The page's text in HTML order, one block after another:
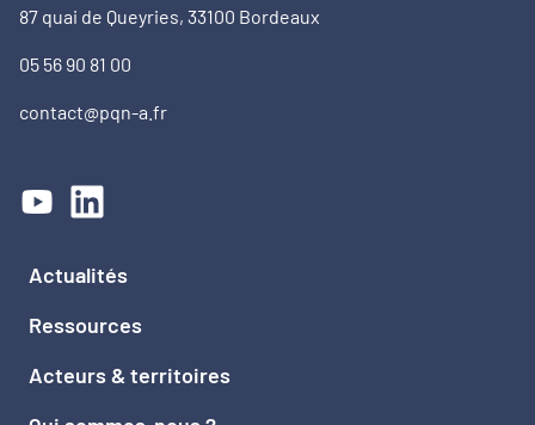
87 quai de Queyries, 33100 Bordeaux
05 56 90 81 00
contact@pqn-a.fr
Actualités
Ressources
Acteurs & territoires